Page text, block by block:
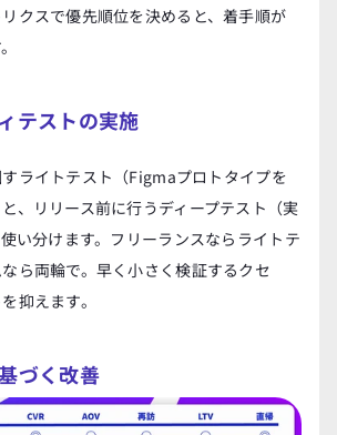
クスで優先順位を決めると、着手順が
テストの実施
ライトテスト（Figmaプロトタイプを
、リリース前に行うディープテスト（実
い分けます。フリーランスならライトテ
ら両輪で。早く小さく検証するクセ
抑えます。
づく改善